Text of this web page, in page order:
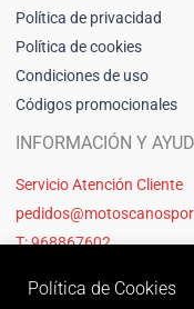
Política de privacidad
Política de cookies
Condiciones de uso
Códigos promocionales
INFORMACIÓN Y
Servicio Atención Cliente
T: 968867602
Política de Cookies